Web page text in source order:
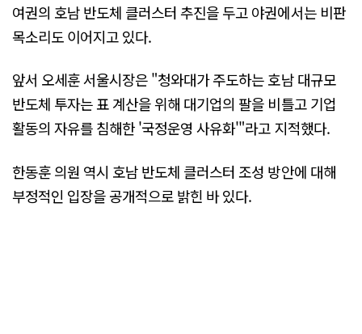
여권의 호남 반도체 클러스터 추진을 두고 야권에서는 비판
목소리도 이어지고 있다.
앞서 오세훈 서울시장은 "청와대가 주도하는 호남 대규모
반도체 투자는 표 계산을 위해 대기업의 팔을 비틀고 기업
활동의 자유를 침해한 '국정운영 사유화'"라고 지적했다.
한동훈 의원 역시 호남 반도체 클러스터 조성 방안에 대해
부정적인 입장을 공개적으로 밝힌 바 있다.